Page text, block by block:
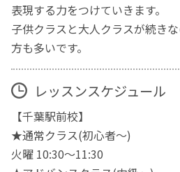
表現する力をつけていきます。
子供クラスと大人クラスが続き
方も多いです。
レッスンスケジュール
【千葉駅前校】
★通常クラス(初心者〜)
火曜 10:30〜11:30